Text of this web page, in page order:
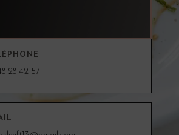
28 42 57